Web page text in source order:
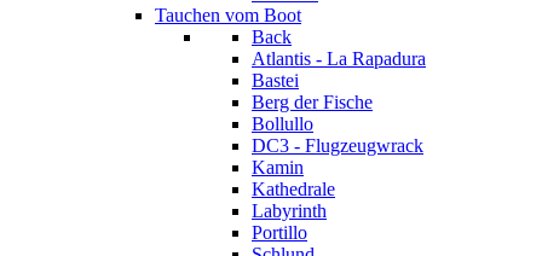
Tauchen vom Boot
Back
Atlantis - La Rapadura
Bastei
Berg der Fische
Bollullo
DC3 - Flugzeugwrack
Kamin
Kathedrale
Labyrinth
Portillo